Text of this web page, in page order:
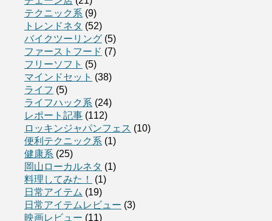
テクニック系 (9)
トレンドネタ (52)
バイクツーリング (5)
ファーストフード (7)
フリーソフト (5)
マインドセット (38)
ライフ (5)
ライフハック系 (24)
レポート記事 (112)
ロッキンジャパンフェス (10)
便利テクニック系 (1)
健康系 (25)
岡山ローカルネタ (1)
料理してみた！
(1)
日常アイテム (19)
日常アイテムレビュー (3)
映画レビュー (11)